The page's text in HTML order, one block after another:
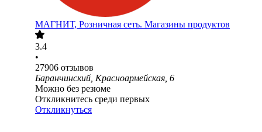
МАГНИТ, Розничная сеть. Магазины продуктов
3.4
•
27906 отзывов
Баранчинский, Красноармейская, 6
Можно без резюме
Откликнитесь среди первых
Откликнуться